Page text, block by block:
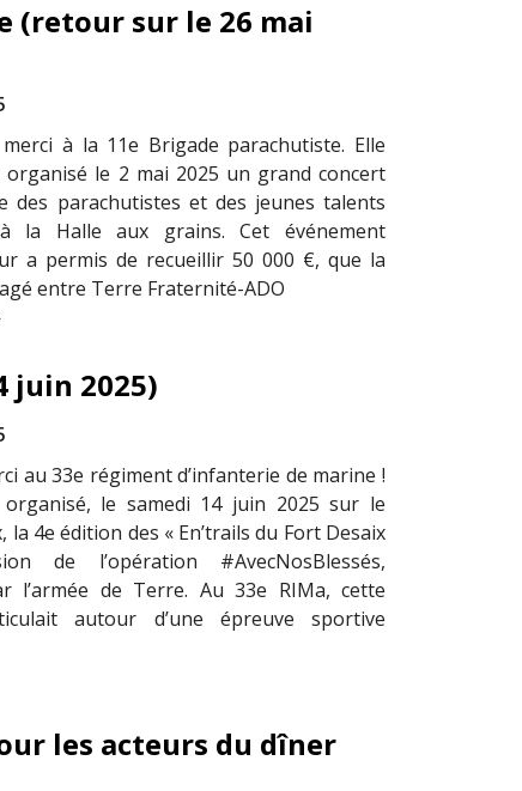
(retour sur le 26 mai
à la 11e Brigade parachutiste. Elle
le 2 mai 2025 un grand concert
des parachutistes et des jeunes talents
la Halle aux grains. Cet événement
a permis de recueillir 50 000 €, que la
entre Terre Fraternité-ADO
juin 2025)
au 33e régiment d’infanterie de marine !
le samedi 14 juin 2025 sur le
la 4e édition des « En’trails du Fort Desaix
de l’opération #AvecNosBlessés,
l’armée de Terre. Au 33e RIMa, cette
autour d’une épreuve sportive
les acteurs du dîner